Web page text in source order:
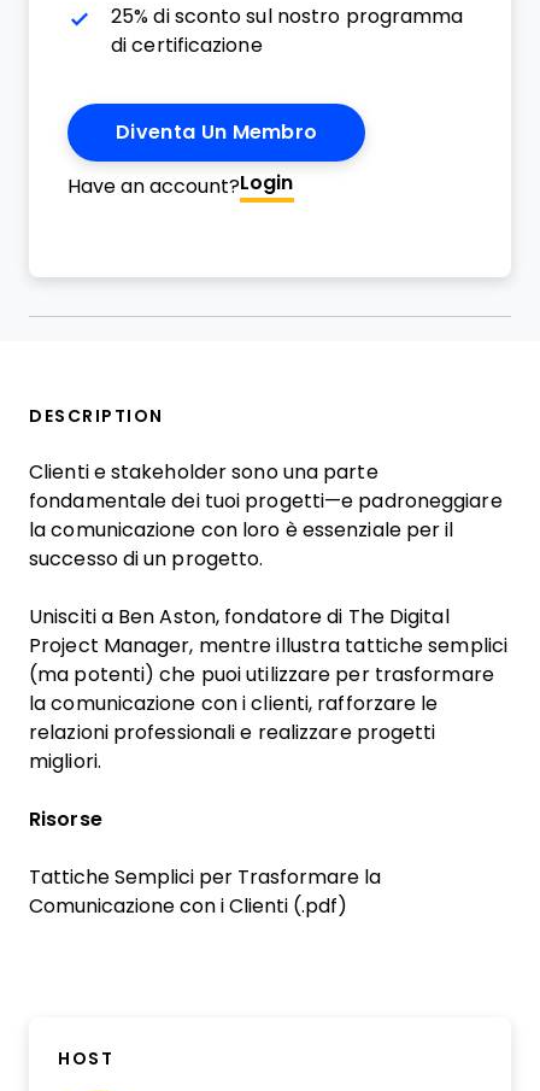
25% di sconto sul nostro programma
di certificazione
Diventa Un Membro
Have an account?Login
DESCRIPTION
Clienti e stakeholder sono una parte
fondamentale dei tuoi progetti—e padroneggiare
la comunicazione con loro è essenziale per il
successo di un progetto.
Unisciti a Ben Aston, fondatore di The Digital
Project Manager, mentre illustra tattiche semplici
(ma potenti) che puoi utilizzare per trasformare
la comunicazione con i clienti, rafforzare le
relazioni professionali e realizzare progetti
migliori.
Risorse
Tattiche Semplici per Trasformare la
Comunicazione con i Clienti (.pdf)
HOST